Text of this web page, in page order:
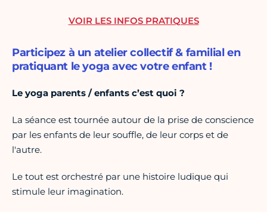
Participez à un atelier collectif & familial en
pratiquant le yoga avec votre enfant !
Le yoga parents / enfants c’est quoi ?
La séance est tournée autour de la prise de conscience
par les enfants de leur souffle, de leur corps et de
l'autre.
Le tout est orchestré par une histoire ludique qui
stimule leur imagination.
VOIR LES INFOS PRATIQUES